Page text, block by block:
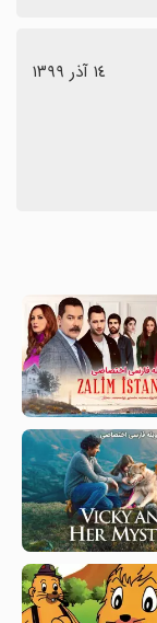
١٤ آذر ١٣٩٩